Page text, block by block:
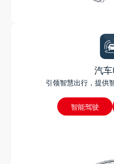
汽
引领智慧出行，提供
智能驾驶